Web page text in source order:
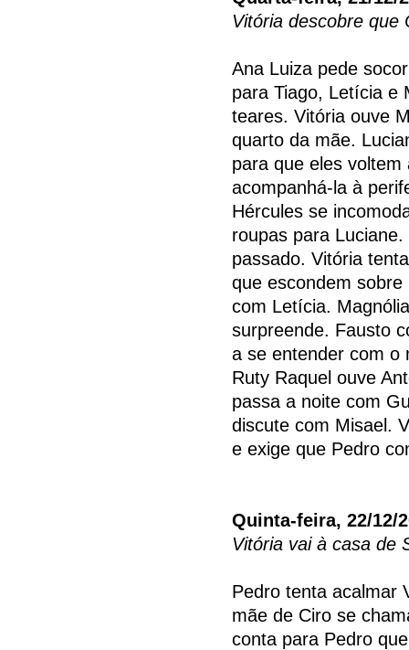
Vitória descobre que
Ana Luiza pede
para Tiago, Letícia e
teares. Vitória ouve
quarto da mãe.
para que eles
acompanhá-la à
Hércules se
roupas para
passado. Vitória
que escondem
com Letícia.
surpreende. Fausto
a se entender com o
Ruty Raquel ouve
passa a noite com
discute com Misael.
e exige que Pedro
Quinta-feira, 22/12/
Vitória vai à casa de
Pedro tenta acalmar
mãe de Ciro se
conta para Pedro